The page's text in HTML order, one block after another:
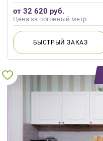
от 32 620 руб.
Цена за погонный метр
БЫСТРЫЙЗАКАЗ